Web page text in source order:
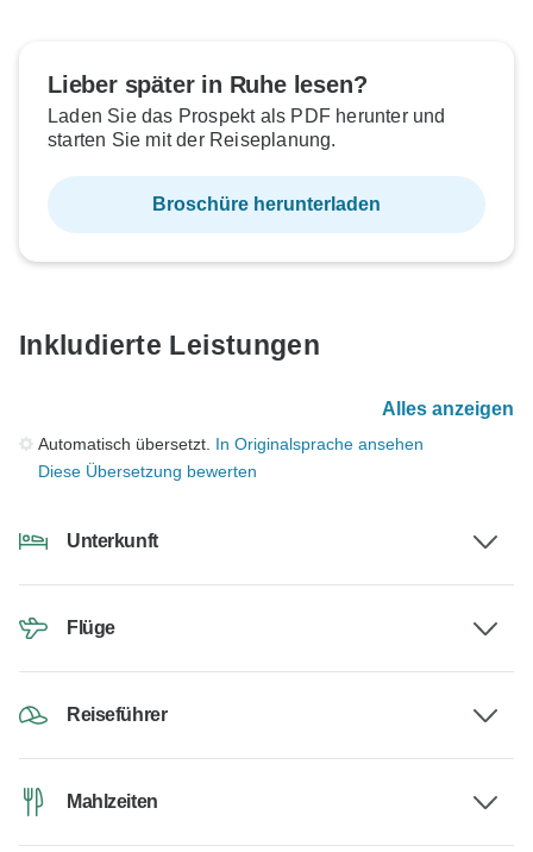
Lieber später in Ruhe lesen?
Laden Sie das Prospekt als PDF herunter und
starten Sie mit der Reiseplanung.
Broschüre herunterladen
Inkludierte Leistungen
Alles anzeigen
Automatisch übersetzt. In Originalsprache ansehen
Diese Übersetzung bewerten
Unterkunft
Flüge
Reiseführer
Mahlzeiten